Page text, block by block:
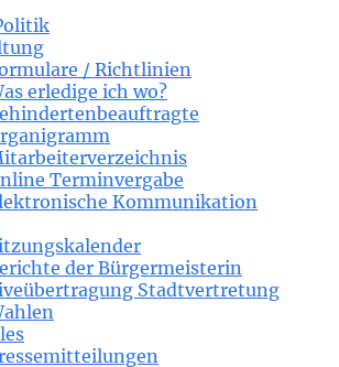
/ Richtlinien
erledige ich wo?
Terminvergabe
Kommunikation
der Bürgermeisterin
Stadtvertretung